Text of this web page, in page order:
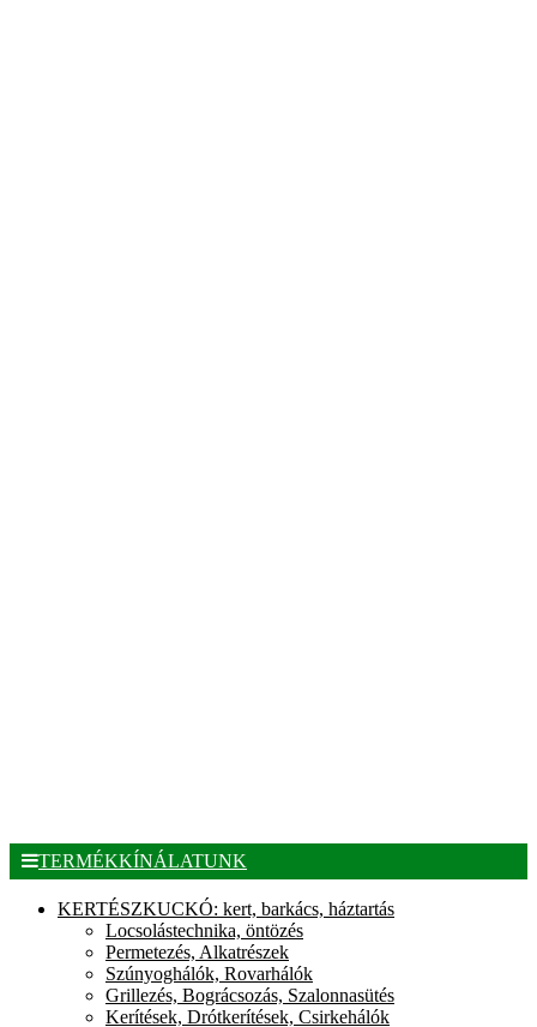
TERMÉKKÍNÁLATUNK
KERTÉSZKUCKÓ: kert, barkács, háztartás
Locsolástechnika, öntözés
Permetezés, Alkatrészek
Szúnyoghálók, Rovarhálók
Grillezés, Bográcsozás, Szalonnasütés
Kerítések, Drótkerítések, Csirkehálók